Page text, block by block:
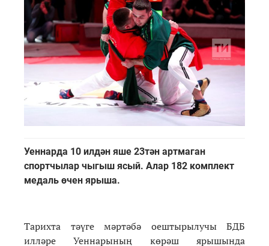
Уеннарда 10 илдән яше 23тән артмаган
спортчылар чыгыш ясый. Алар 182 комплект
медаль өчен ярыша.
Тарихта тәүге мәртәбә оештырылучы БДБ
илләре Уеннарының көрәш ярышында